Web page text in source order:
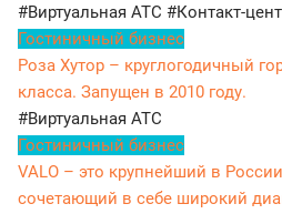
#Виртуальная АТС #Контакт-
Гостиничный бизнес
Роза Хутор – круглогодичный
класса. Запущен в 2010 году.
#Виртуальная АТС
Гостиничный бизнес
VALO – это крупнейший в
сочетающий в себе широкий